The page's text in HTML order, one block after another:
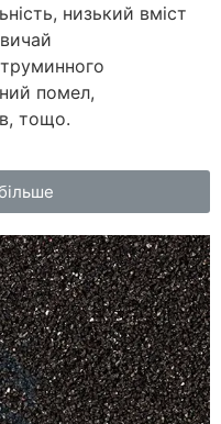
низький вміст
помел,
тощо.